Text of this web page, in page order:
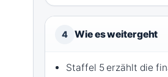
4 Wie es weitergeht
Staffel 5 erzählt die